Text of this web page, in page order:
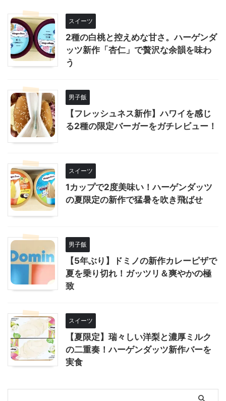
スイーツ
2種の白桃と控えめな甘さ。ハーゲンダ
ッツ新作「杏仁」で贅沢な余韻を味わ
う
男子飯
【フレッシュネス新作】ハワイを感じ
る2種の限定バーガーをガチレビュー！
スイーツ
1カップで2度美味い！ハーゲンダッツ
の夏限定の新作で猛暑を吹き飛ばせ
男子飯
【5年ぶり】ドミノの新作カレーピザで
夏を乗り切れ！ガッツリ＆爽やかの極
致
スイーツ
【夏限定】瑞々しい洋梨と濃厚ミルク
の二重奏！ハーゲンダッツ新作バーを
実食